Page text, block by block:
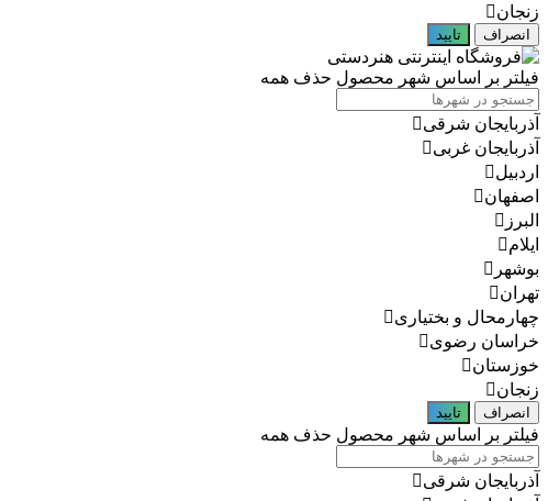
زنجان
انصراف تایید
فیلتر بر اساس شهر محصول حذف همه
آذربایجان شرقی
آذربایجان غربی
اردبیل
اصفهان
البرز
ایلام
بوشهر
تهران
چهارمحال و بختیاری
خراسان رضوی
خوزستان
زنجان
انصراف تایید
فیلتر بر اساس شهر محصول حذف همه
آذربایجان شرقی